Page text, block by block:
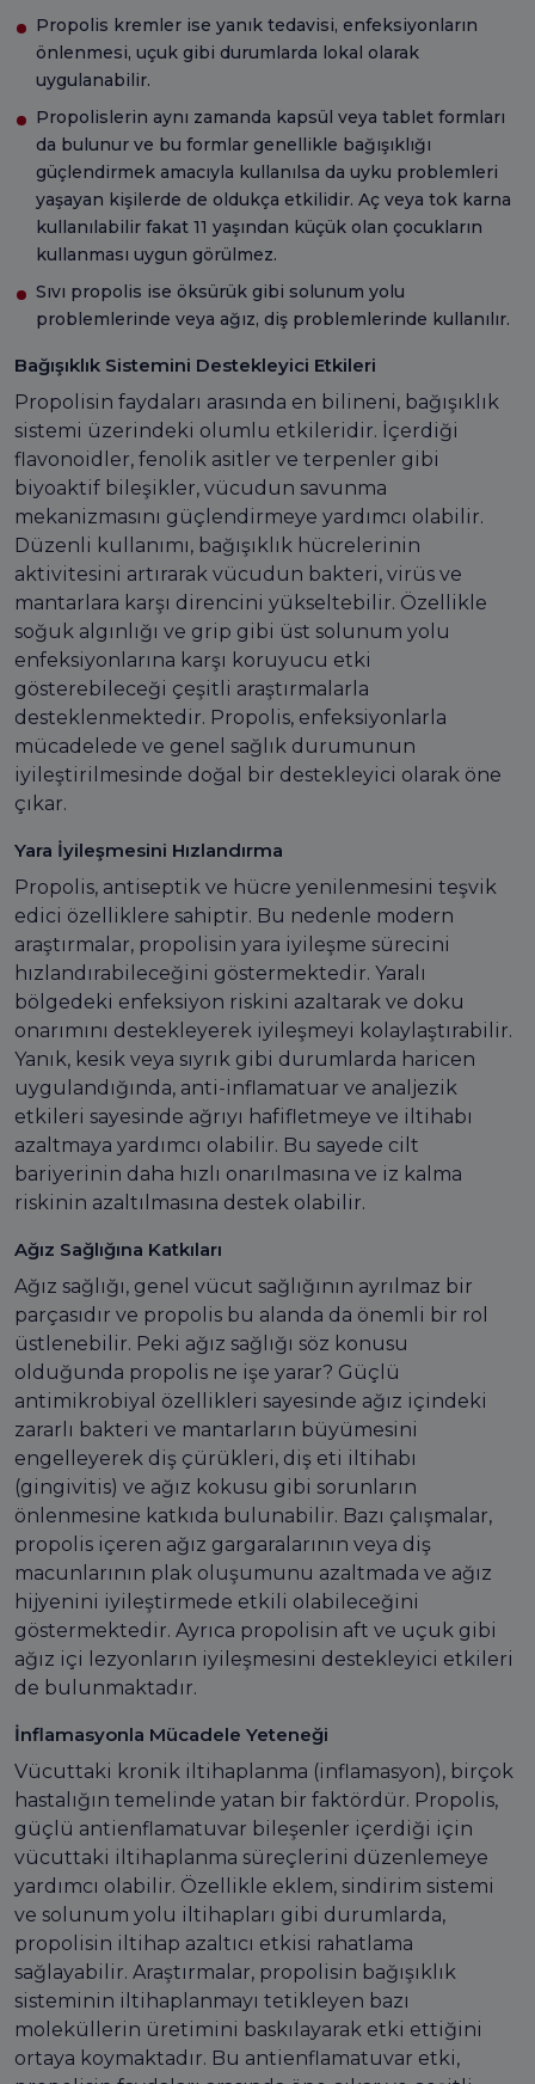
Propolis kremler ise yanık tedavisi, enfeksiyonların
önlenmesi, uçuk gibi durumlarda lokal olarak
uygulanabilir.
Propolislerin aynı zamanda kapsül veya tablet formları
da bulunur ve bu formlar genellikle bağışıklığı
güçlendirmek amacıyla kullanılsa da uyku problemleri
yaşayan kişilerde de oldukça etkilidir. Aç veya tok karna
kullanılabilir fakat 11 yaşından küçük olan çocukların
kullanması uygun görülmez.
Sıvı propolis ise öksürük gibi solunum yolu
problemlerinde veya ağız, diş problemlerinde kullanılır.
Bağışıklık Sistemini Destekleyici Etkileri
Propolisin faydaları arasında en bilineni, bağışıklık
sistemi üzerindeki olumlu etkileridir. İçerdiği
flavonoidler, fenolik asitler ve terpenler gibi
biyoaktif bileşikler, vücudun savunma
mekanizmasını güçlendirmeye yardımcı olabilir.
Düzenli kullanımı, bağışıklık hücrelerinin
aktivitesini artırarak vücudun bakteri, virüs ve
mantarlara karşı direncini yükseltebilir. Özellikle
soğuk algınlığı ve grip gibi üst solunum yolu
enfeksiyonlarına karşı koruyucu etki
gösterebileceği çeşitli araştırmalarla
desteklenmektedir. Propolis, enfeksiyonlarla
mücadelede ve genel sağlık durumunun
iyileştirilmesinde doğal bir destekleyici olarak öne
çıkar.
Yara İyileşmesini Hızlandırma
Propolis, antiseptik ve hücre yenilenmesini teşvik
edici özelliklere sahiptir. Bu nedenle modern
araştırmalar, propolisin yara iyileşme sürecini
hızlandırabileceğini göstermektedir. Yaralı
bölgedeki enfeksiyon riskini azaltarak ve doku
onarımını destekleyerek iyileşmeyi kolaylaştırabilir.
Yanık, kesik veya sıyrık gibi durumlarda haricen
uygulandığında, anti-inflamatuar ve analjezik
etkileri sayesinde ağrıyı hafifletmeye ve iltihabı
azaltmaya yardımcı olabilir. Bu sayede cilt
bariyerinin daha hızlı onarılmasına ve iz kalma
riskinin azaltılmasına destek olabilir.
Ağız Sağlığına Katkıları
Ağız sağlığı, genel vücut sağlığının ayrılmaz bir
parçasıdır ve propolis bu alanda da önemli bir rol
üstlenebilir. Peki ağız sağlığı söz konusu
olduğunda propolis ne işe yarar? Güçlü
antimikrobiyal özellikleri sayesinde ağız içindeki
zararlı bakteri ve mantarların büyümesini
engelleyerek diş çürükleri, diş eti iltihabı
(gingivitis) ve ağız kokusu gibi sorunların
önlenmesine katkıda bulunabilir. Bazı çalışmalar,
propolis içeren ağız gargaralarının veya diş
macunlarının plak oluşumunu azaltmada ve ağız
hijyenini iyileştirmede etkili olabileceğini
göstermektedir. Ayrıca propolisin aft ve uçuk gibi
ağız içi lezyonların iyileşmesini destekleyici etkileri
de bulunmaktadır.
İnflamasyonla Mücadele Yeteneği
Vücuttaki kronik iltihaplanma (inflamasyon), birçok
hastalığın temelinde yatan bir faktördür. Propolis,
güçlü antienflamatuvar bileşenler içerdiği için
vücuttaki iltihaplanma süreçlerini düzenlemeye
yardımcı olabilir. Özellikle eklem, sindirim sistemi
ve solunum yolu iltihapları gibi durumlarda,
propolisin iltihap azaltıcı etkisi rahatlama
sağlayabilir. Araştırmalar, propolisin bağışıklık
sisteminin iltihaplanmayı tetikleyen bazı
moleküllerin üretimini baskılayarak etki ettiğini
ortaya koymaktadır. Bu antienflamatuvar etki,